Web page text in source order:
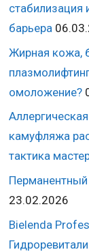
стабилизация
барьера
Жирная кожа,
омоложение?
камуфляжа
тактика
23.02.2026
Bielenda